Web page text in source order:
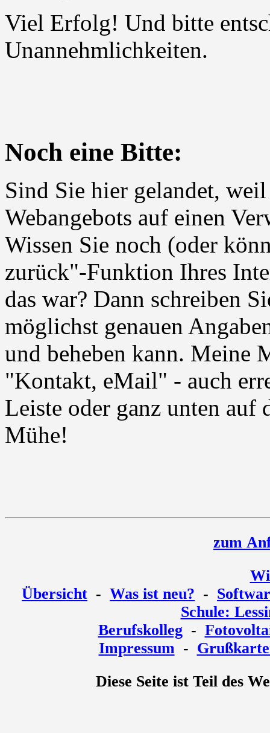
Viel Erfolg! Und bitte
Unannehmlichkeiten.
Noch eine Bitte:
Sind Sie hier gelandet,
Webangebots auf einen
Wissen Sie noch (oder
zurück"-Funktion Ihres
das war? Dann schreiben
möglichst genauen
und beheben kann. Meine
"Kontakt, eMail" - auch
Leiste oder ganz unten auf
Mühe!
zum
Übersicht - Was ist neu? -
Schule:
Berufskolleg-
Impressum-
Diese Seite ist Teil des